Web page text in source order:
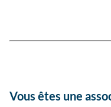
Vous êtes une